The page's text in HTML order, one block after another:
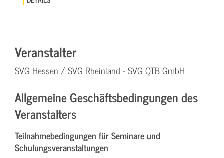
Veranstalter
SVG Hessen / SVG Rheinland - SVG QTB GmbH
Allgemeine Geschäftsbedingungen des
Veranstalters
Teilnahmebedingungen für Seminare und
Schulungsveranstaltungen